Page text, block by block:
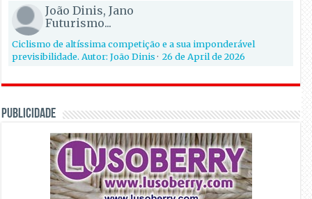
João Dinis, Jano
Futurismo...
Ciclismo de altíssima competição e a sua imponderável
previsibilidade. Autor: João Dinis·26 de April de 2026
PUBLICIDADE